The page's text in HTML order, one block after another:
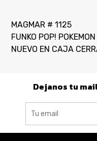
MAGMAR # 1125
FUNKO POP! POKEMON
NUEVO EN CAJA
Dejanos tu